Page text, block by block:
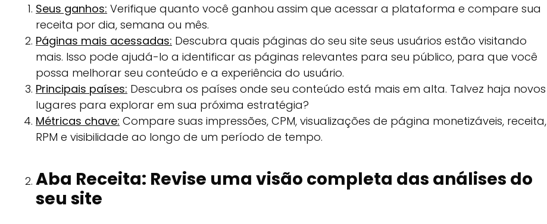
Seus ganhos: Verifique quanto você ganhou assim que acessar a plataforma e compare sua
receita por dia, semana ou mês.
Páginas mais acessadas: Descubra quais páginas do seu site seus usuários estão visitando
mais. Isso pode ajudá-lo a identificar as páginas relevantes para seu público, para que você
possa melhorar seu conteúdo e a experiência do usuário.
Principais países: Descubra os países onde seu conteúdo está mais em alta. Talvez haja novos
lugares para explorar em sua próxima estratégia?
Métricas chave: Compare suas impressões, CPM, visualizações de página monetizáveis, receita,
RPM e visibilidade ao longo de um período de tempo.
Aba Receita: Revise uma visão completa das análises do
seu site